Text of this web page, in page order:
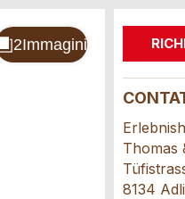
Thomas
8134